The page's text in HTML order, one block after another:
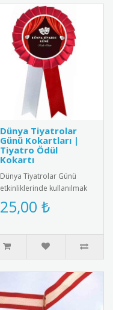
Dünya Tiyatrolar
Günü Kokartları |
Tiyatro Ödül
Kokartı
Dünya Tiyatrolar Günü
etkinliklerinde kullanılmak
üzere özel tasarım tiyatro
kokartları. Bu şık koka..
25,00 ₺